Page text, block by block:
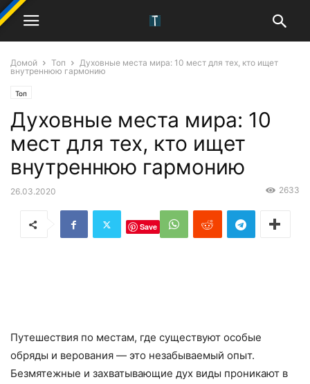
Домой Топ
Духовные места мира: 10 мест для тех, кто ищет
внутреннюю гармонию
Топ
Духовные места мира: 10
мест для тех, кто ищет
внутреннюю гармонию
26.03.2020 2633
Save
Путешествия по местам, где существуют особые
обряды и верования — это незабываемый опыт.
Безмятежные и захватывающие дух виды проникают в